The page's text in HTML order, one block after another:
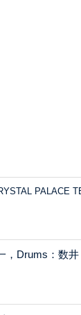
PALACE
，Drums：数